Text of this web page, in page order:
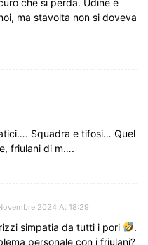
che si perda. Udine è
ma stavolta non si doveva
Squadra e tifosi… Quel
friulani di m….
2024 At 18:29
simpatia da tutti i pori
.
personale con i friulani?